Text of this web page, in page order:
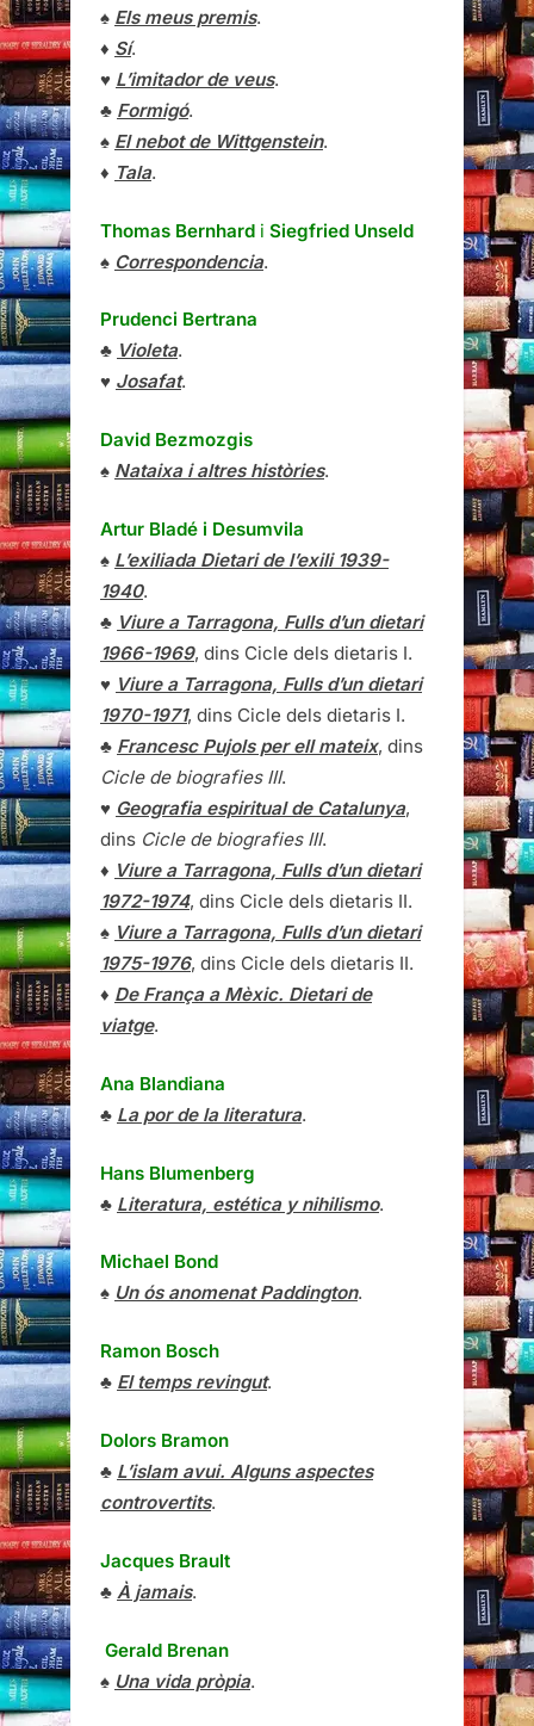
♠ Els meus premis.
♦ Sí.
♥ L’imitador de veus.
♣ Formigó.
♠ El nebot de Wittgenstein.
♦ Tala.
Thomas Bernhard i Siegfried Unseld
♠ Correspondencia.
Prudenci Bertrana
♣ Violeta.
♥ Josafat.
David Bezmozgis
♠ Nataixa i altres històries.
Artur Bladé i Desumvila
♠ L’exiliada Dietari de l’exili 1939-
1940.
♣ Viure a Tarragona, Fulls d’un dietari
1966-1969, dins Cicle dels dietaris I.
♥ Viure a Tarragona, Fulls d’un dietari
1970-1971, dins Cicle dels dietaris I.
♣ Francesc Pujols per ell mateix, dins
Cicle de biografies III.
♥ Geografia espiritual de Catalunya,
dins Cicle de biografies III.
♦ Viure a Tarragona, Fulls d’un dietari
1972-1974, dins Cicle dels dietaris II.
♠ Viure a Tarragona, Fulls d’un dietari
1975-1976, dins Cicle dels dietaris II.
♦ De França a Mèxic. Dietari de
viatge.
Ana Blandiana
♣ La por de la literatura.
Hans Blumenberg
♣ Literatura, estética y nihilismo.
Michael Bond
♠ Un ós anomenat Paddington.
Ramon Bosch
♣ El temps revingut.
Dolors Bramon
♣ L’islam avui. Alguns aspectes
controvertits.
Jacques Brault
♣ À jamais.
Gerald Brenan
♠ Una vida pròpia.